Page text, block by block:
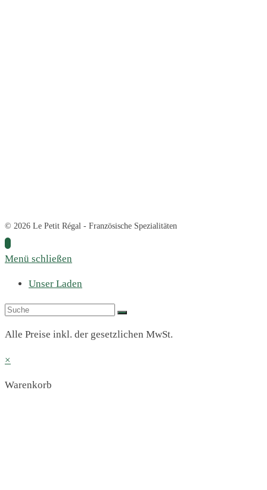
© 2026 Le Petit Régal - Französische Spezialitäten
Menü schließen
Unser Laden
Alle Preise inkl. der gesetzlichen MwSt.
×
Warenkorb